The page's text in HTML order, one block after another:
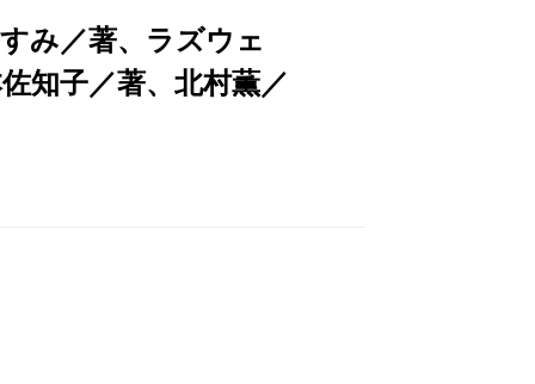
み／著、ラズウェ
知子／著、北村薫／